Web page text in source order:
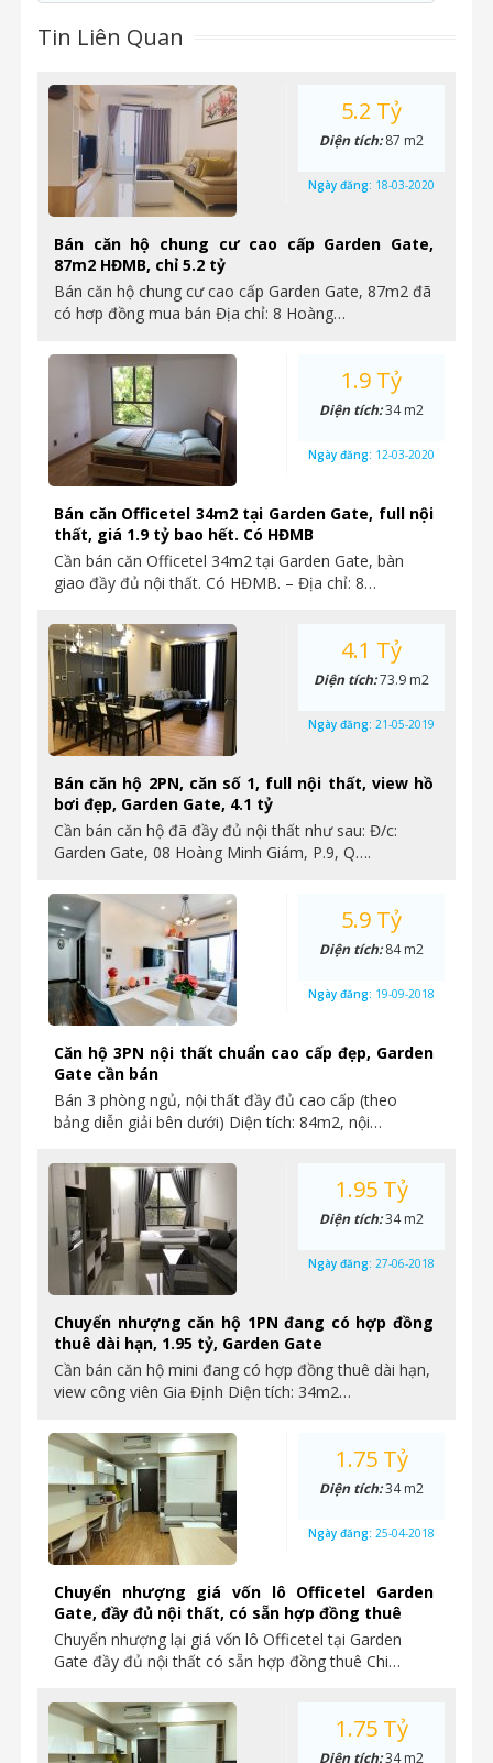
Tin Liên Quan
Bán căn hộ chung cư cao cấp Garden Gate,
87m2 HĐMB, chỉ 5.2 tỷ
Bán căn hộ chung cư cao cấp Garden Gate, 87m2 đã
có hơp đồng mua bán Địa chỉ: 8 Hoàng…
5.2 Tỷ
Diện tích:87 m2
Ngày đăng: 18-03-2020
Bán căn Officetel 34m2 tại Garden Gate, full nội
thất, giá 1.9 tỷ bao hết. Có HĐMB
Cần bán căn Officetel 34m2 tại Garden Gate, bàn
giao đầy đủ nội thất. Có HĐMB. – Địa chỉ: 8…
1.9 Tỷ
Diện tích:34 m2
Ngày đăng: 12-03-2020
Bán căn hộ 2PN, căn số 1, full nội thất, view hồ
bơi đẹp, Garden Gate, 4.1 tỷ
Cần bán căn hộ đã đầy đủ nội thất như sau: Đ/c:
Garden Gate, 08 Hoàng Minh Giám, P.9, Q….
4.1 Tỷ
Diện tích:73.9 m2
Ngày đăng: 21-05-2019
Căn hộ 3PN nội thất chuẩn cao cấp đẹp, Garden
Gate cần bán
Bán 3 phòng ngủ, nội thất đầy đủ cao cấp (theo
bảng diễn giải bên dưới) Diện tích: 84m2, nội…
5.9 Tỷ
Diện tích:84 m2
Ngày đăng: 19-09-2018
Chuyển nhượng căn hộ 1PN đang có hợp đồng
thuê dài hạn, 1.95 tỷ, Garden Gate
Cần bán căn hộ mini đang có hợp đồng thuê dài hạn,
view công viên Gia Định Diện tích: 34m2…
1.95 Tỷ
Diện tích:34 m2
Ngày đăng: 27-06-2018
Chuyển nhượng giá vốn lô Officetel Garden
Gate, đầy đủ nội thất, có sẵn hợp đồng thuê
Chuyển nhượng lại giá vốn lô Officetel tại Garden
Gate đầy đủ nội thất có sẵn hợp đồng thuê Chi…
1.75 Tỷ
Diện tích:34 m2
Ngày đăng: 25-04-2018
1.75 Tỷ
Diện tích:34 m2